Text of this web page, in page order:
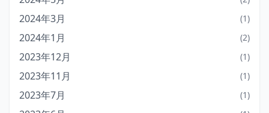
2024年3月 (1)
2024年1月 (2)
2023年12月 (1)
2023年11月 (1)
2023年7月 (1)